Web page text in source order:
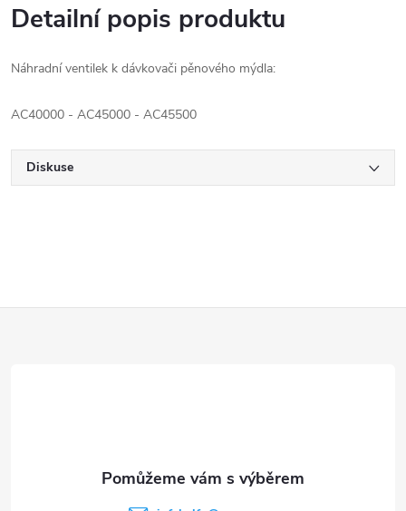
Detailní popis produktu
Náhradní ventilek k dávkovači pěnového mýdla:
AC40000 - AC45000 - AC45500
Diskuse